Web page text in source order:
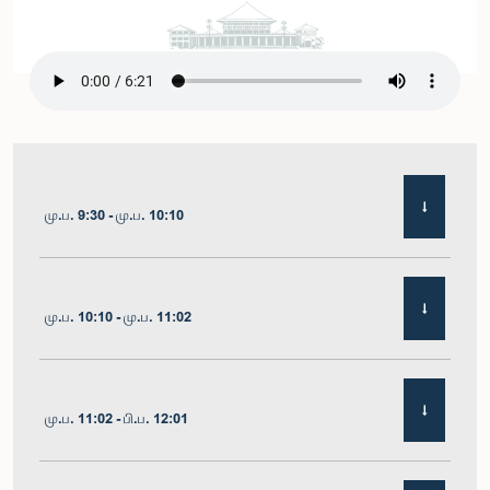
மு.ப. 9:30 - மு.ப. 10:10
மு.ப. 10:10 - மு.ப. 11:02
மு.ப. 11:02 - பி.ப. 12:01